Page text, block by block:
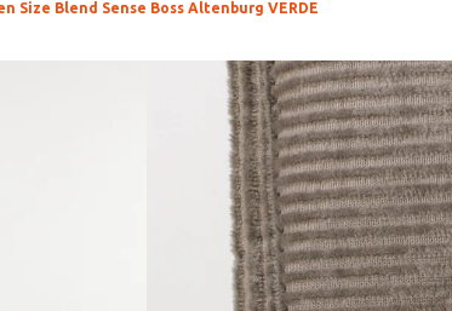
Size Blend Sense Boss Altenburg VERDE